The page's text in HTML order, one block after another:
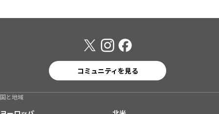
コミュニティを見る
国と地域